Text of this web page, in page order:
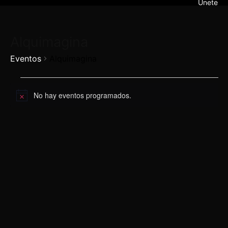
Únete
Eventos
Eventos
Aviso No hay eventos programados.